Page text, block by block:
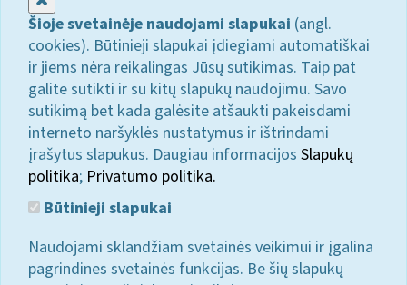
Šioje svetainėje naudojami slapukai (angl.
cookies). Būtinieji slapukai įdiegiami automatiškai
ir jiems nėra reikalingas Jūsų sutikimas. Taip pat
galite sutikti ir su kitų slapukų naudojimu. Savo
sutikimą bet kada galėsite atšaukti pakeisdami
interneto naršyklės nustatymus ir ištrindami
įrašytus slapukus. Daugiau informacijos Slapukų
politika; Privatumo politika.
Būtinieji slapukai
Naudojami sklandžiam svetainės veikimui ir įgalina
pagrindines svetainės funkcijas. Be šių slapukų